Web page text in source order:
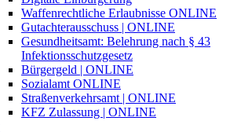
Waffenrechtliche Erlaubnisse ONLINE
Gutachterausschuss | ONLINE
Gesundheitsamt: Belehrung nach § 43
Infektionsschutzgesetz
Bürgergeld | ONLINE
Sozialamt ONLINE
Straßenverkehrsamt | ONLINE
KFZ Zulassung | ONLINE